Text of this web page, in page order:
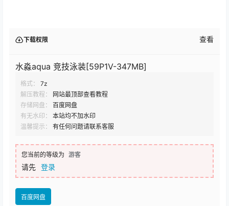
下载权限 查看
水淼aqua 竞技泳装[59P1V-347MB]
格式：
7z
解压教程：
网站最顶部查看教程
存储网盘：
百度网盘
有无水印：
本站均不加水印
温馨提示：
有任何问题请联系客服
您当前的等级为 游客
请先 登录
百度网盘